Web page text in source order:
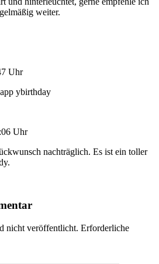
weiter.
Uhr
ybirthday
Uhr
nachträglich. Es ist ein toller
nicht veröffentlicht. Erforderliche